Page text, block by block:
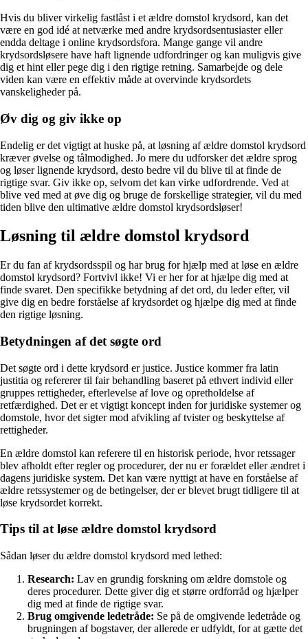
Hvis du bliver virkelig fastlåst i et ældre domstol krydsord, kan det
være en god idé at netværke med andre krydsordsentusiaster eller
endda deltage i online krydsordsfora. Mange gange vil andre
krydsordsløsere have haft lignende udfordringer og kan muligvis give
dig et hint eller pege dig i den rigtige retning. Samarbejde og dele
viden kan være en effektiv måde at overvinde krydsordets
vanskeligheder på.
Øv dig og giv ikke op
Endelig er det vigtigt at huske på, at løsning af ældre domstol krydsord
kræver øvelse og tålmodighed. Jo mere du udforsker det ældre sprog
og løser lignende krydsord, desto bedre vil du blive til at finde de
rigtige svar. Giv ikke op, selvom det kan virke udfordrende. Ved at
blive ved med at øve dig og bruge de forskellige strategier, vil du med
tiden blive den ultimative ældre domstol krydsordsløser!
Løsning til ældre domstol krydsord
Er du fan af krydsordsspil og har brug for hjælp med at løse en ældre
domstol krydsord? Fortvivl ikke! Vi er her for at hjælpe dig med at
finde svaret. Den specifikke betydning af det ord, du leder efter, vil
give dig en bedre forståelse af krydsordet og hjælpe dig med at finde
den rigtige løsning.
Betydningen af det søgte ord
Det søgte ord i dette krydsord er justice. Justice kommer fra latin
justitia og refererer til fair behandling baseret på ethvert individ eller
gruppes rettigheder, efterlevelse af love og opretholdelse af
retfærdighed. Det er et vigtigt koncept inden for juridiske systemer og
domstole, hvor det sigter mod afvikling af tvister og beskyttelse af
rettigheder.
En ældre domstol kan referere til en historisk periode, hvor retssager
blev afholdt efter regler og procedurer, der nu er forældet eller ændret i
dagens juridiske system. Det kan være nyttigt at have en forståelse af
ældre retssystemer og de betingelser, der er blevet brugt tidligere til at
løse krydsordet korrekt.
Tips til at løse ældre domstol krydsord
Sådan løser du ældre domstol krydsord med lethed:
Research: Lav en grundig forskning om ældre domstole og
deres procedurer. Dette giver dig et større ordforråd og hjælper
dig med at finde de rigtige svar.
Brug omgivende ledetråde: Se på de omgivende ledetråde og
brugningen af bogstaver, der allerede er udfyldt, for at gætte det